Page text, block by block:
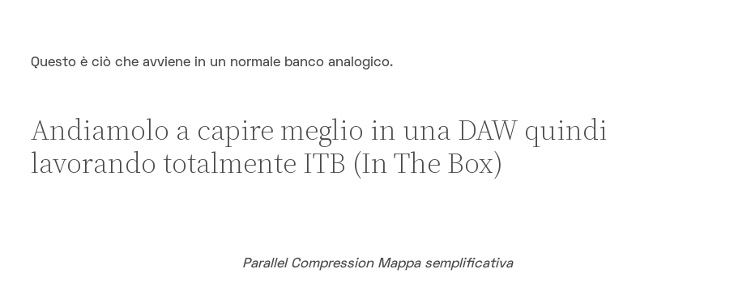
Questo è ciò che avviene in un normale banco analogico.
Andiamolo a capire meglio in una DAW quindi
lavorando totalmente ITB (In The Box)
Parallel Compression Mappa semplificativa